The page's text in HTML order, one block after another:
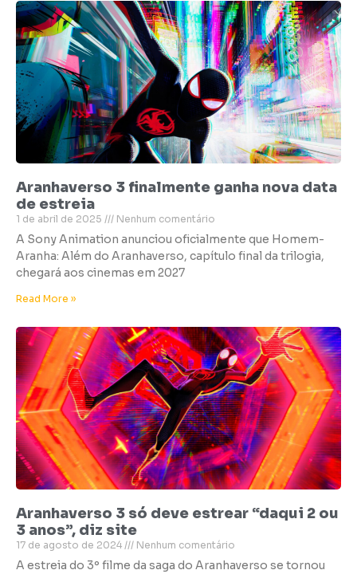
Aranhaverso 3 finalmente ganha nova data
de estreia
1 de abril de 2025 Nenhum comentário
A Sony Animation anunciou oficialmente que Homem-
Aranha: Além do Aranhaverso, capítulo final da trilogia,
chegará aos cinemas em 2027
Read More »
Aranhaverso 3 só deve estrear “daqui 2 ou
3 anos”, diz site
17 de agosto de 2024 Nenhum comentário
A estreia do 3º filme da saga do Aranhaverso se tornou